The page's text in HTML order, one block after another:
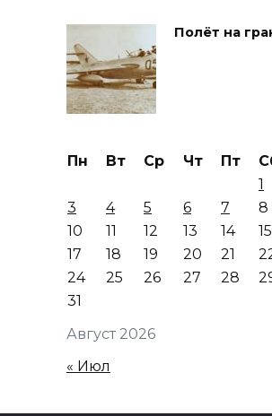
Полёт на
Август 2026
Пн Вт Ср Чт Пт
1
3
4 5 6 7 8
10
11 12 13 14 15
17
18 19 20 21
24
25 26 27 28
31
« Июл